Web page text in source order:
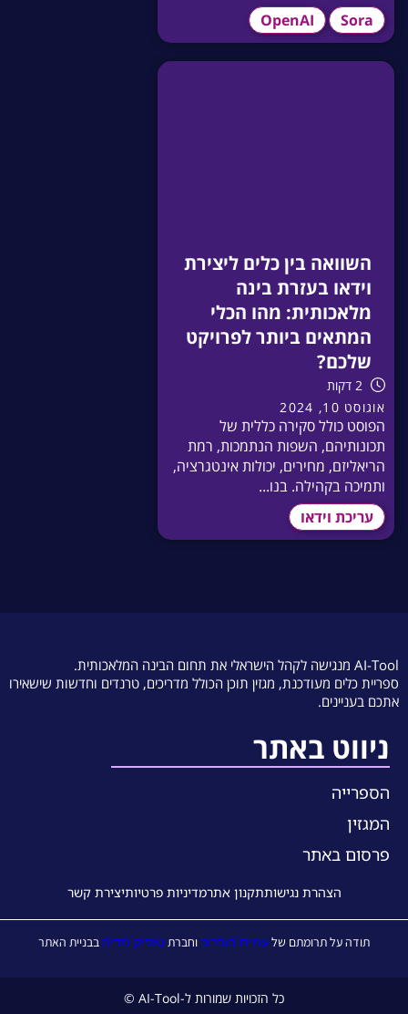
Sora
OpenAI
השוואה בין כלים ליצירת
וידאו בעזרת בינה
מלאכותית: מהו הכלי
המתאים ביותר לפרויקט
שלכם?
2 דקות
אוגוסט 10, 2024
הפוסט כולל סקירה כללית של
תכונותיהם, השפות הנתמכות, רמת
הריאליזם, מחירים, יכולות אינטגרציה,
ותמיכה בקהילה. בנו...
עריכת וידאו
AI-Tool מנגישה לקהל הישראלי את תחום הבינה המלאכותית.
ספריית כלים מעודכנת, מגזין תוכן הכולל מדריכים, טרנדים וחדשות שישאירו
אתכם בעניינים.
ניווט באתר
הספרייה
המגזין
פרסום באתר
הצהרת נגישותתקנון אתרמדיניות פרטיותיצירת קשר
תודה על תרומתם שלעמית בוברוב וחברתטופיק מדיה בבניית האתר
כל הזכויות שמורות ל-AI-Tool ©